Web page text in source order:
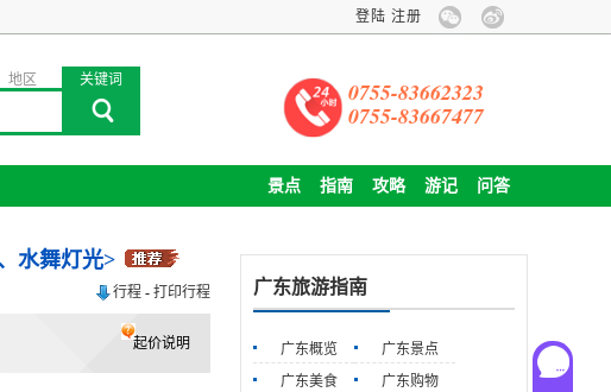
登陆 注册
地区 关键词
0755-83662323
0755-83667477
问答
游记
攻略
指南
景点
水舞灯光>
行程 - 打印行程
起价说明
广东旅游指南
广东概览
广东景点
广东美食
广东购物